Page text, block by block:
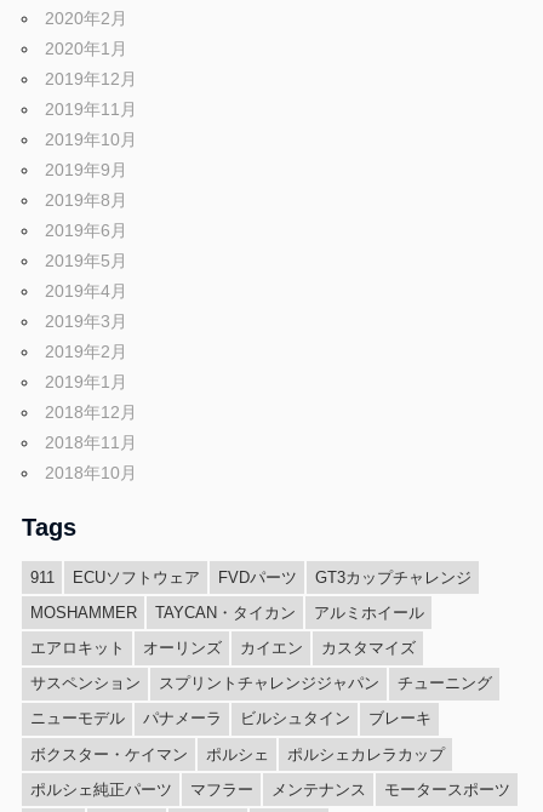
2020年2月
2020年1月
2019年12月
2019年11月
2019年10月
2019年9月
2019年8月
2019年6月
2019年5月
2019年4月
2019年3月
2019年2月
2019年1月
2018年12月
2018年11月
2018年10月
Tags
911 ECUソフトウェア FVDパーツ
GT3カップチャレンジ
MOSHAMMER
TAYCAN・タイカン
アルミホイール
エアロキット
オーリンズ カイエン
カスタマイズ
サスペンション
スプリントチャレンジジャパン
チューニング
ニューモデル
パナメーラ ビルシュタイン
ブレーキ
ボクスター・ケイマン
ポルシェ
ポルシェカレラカップ
ポルシェ純正パーツ
マフラー メンテナンス モータースポーツ